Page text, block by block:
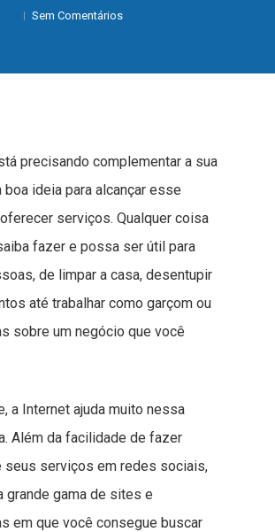
Sem Comentários
precisando complementar a sua
boa ideia para alcançar esse
serviços. Qualquer coisa
fazer e possa ser útil para
de limpar a casa, desentupir
até trabalhar como garçom ou
sobre um negócio que você
a Internet ajuda muito nessa
Além da facilidade de fazer
seus serviços em redes sociais,
grande gama de sites e
em que você consegue buscar